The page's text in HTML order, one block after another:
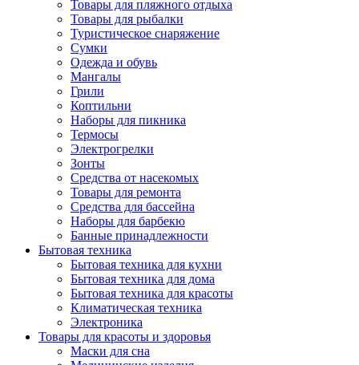
Товары для пляжного отдыха
Товары для рыбалки
Туристическое снаряжение
Сумки
Одежда и обувь
Мангалы
Грили
Коптильни
Наборы для пикника
Термосы
Электрогрелки
Зонты
Средства от насекомых
Товары для ремонта
Средства для бассейна
Наборы для барбекю
Банные принадлежности
Бытовая техника
Бытовая техника для кухни
Бытовая техника для дома
Бытовая техника для красоты
Климатическая техника
Электроника
Товары для красоты и здоровья
Маски для сна